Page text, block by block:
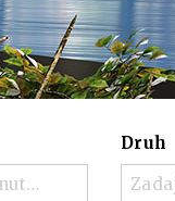
..
Druh